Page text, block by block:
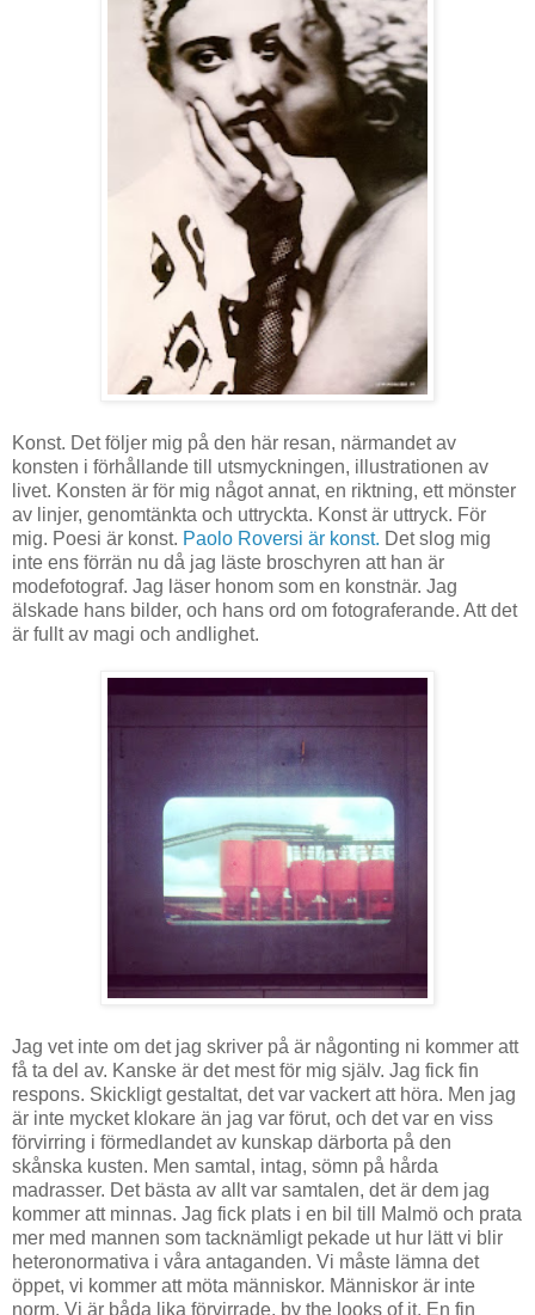
Konst. Det följer mig på den här resan, närmandet av
konsten i förhållande till utsmyckningen, illustrationen av
livet. Konsten är för mig något annat, en riktning, ett mönster
av linjer, genomtänkta och uttryckta. Konst är uttryck. För
mig. Poesi är konst. Paolo Roversi är konst. Det slog mig
inte ens förrän nu då jag läste broschyren att han är
modefotograf. Jag läser honom som en konstnär. Jag
älskade hans bilder, och hans ord om fotograferande. Att det
är fullt av magi och andlighet.
Jag vet inte om det jag skriver på är någonting ni kommer att
få ta del av. Kanske är det mest för mig själv. Jag fick fin
respons. Skickligt gestaltat, det var vackert att höra. Men jag
är inte mycket klokare än jag var förut, och det var en viss
förvirring i förmedlandet av kunskap därborta på den
skånska kusten. Men samtal, intag, sömn på hårda
madrasser. Det bästa av allt var samtalen, det är dem jag
kommer att minnas. Jag fick plats i en bil till Malmö och prata
mer med mannen som tacknämligt pekade ut hur lätt vi blir
heteronormativa i våra antaganden. Vi måste lämna det
öppet, vi kommer att möta människor. Människor är inte
norm. Vi är båda lika förvirrade, by the looks of it. En fin